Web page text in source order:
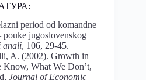
period od komandne
jugoslovenskog
anali, 106, 29-45.
A. (2002). Growth in
Know, What We Don’t,
Journal of Economic